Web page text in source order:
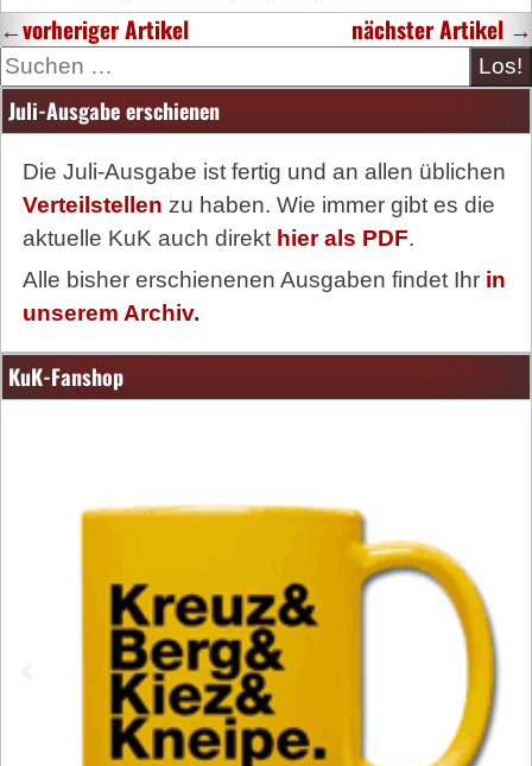
←vorheriger Artikel nächster Artikel →
Suche
Juli-Ausgabe erschienen
Die Juli-Ausgabe ist fertig und an allen üblichen
Verteilstellen zu haben. Wie immer gibt es die
aktuelle KuK auch direkt hier als PDF.
Alle bisher erschienenen Ausgaben findet Ihr in
unserem Archiv.
KuK-Fanshop